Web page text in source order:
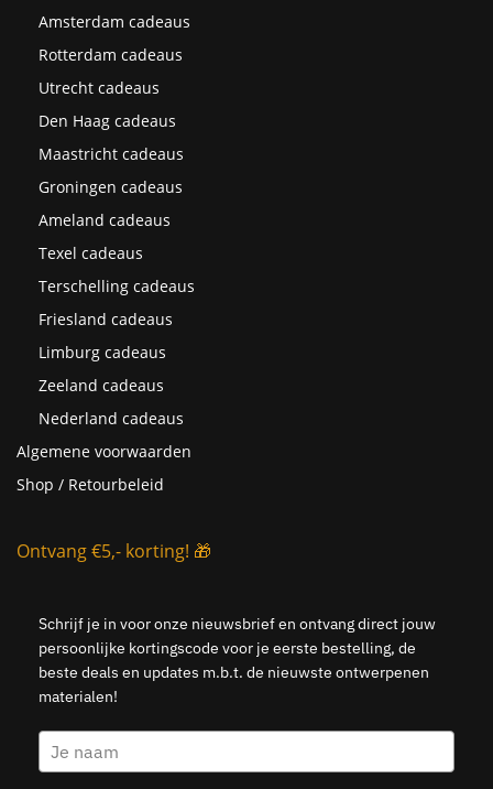
Amsterdam cadeaus
Rotterdam cadeaus
Utrecht cadeaus
Den Haag cadeaus
Maastricht cadeaus
Groningen cadeaus
Ameland cadeaus
Texel cadeaus
Terschelling cadeaus
Friesland cadeaus
Limburg cadeaus
Zeeland cadeaus
Nederland cadeaus
Algemene voorwaarden
Shop / Retourbeleid
Ontvang €5,- korting! 🎁
Schrijf je in voor onze nieuwsbrief en ontvang direct jouw
persoonlijke kortingscode voor je eerste bestelling, de
beste deals en updates m.b.t. de nieuwste ontwerpenen
materialen!